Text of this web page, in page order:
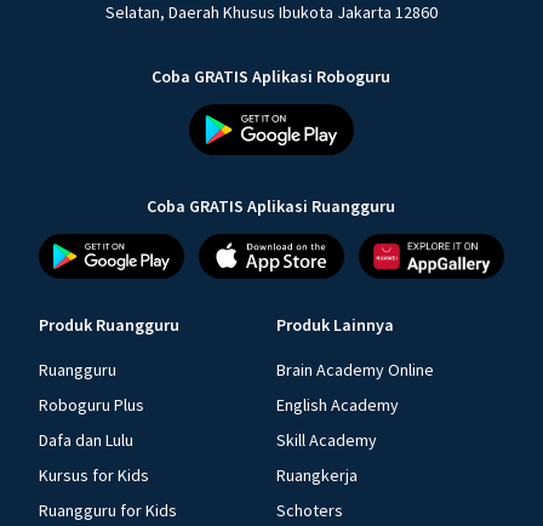
Selatan, Daerah Khusus Ibukota Jakarta 12860
Coba GRATIS Aplikasi Roboguru
Coba GRATIS Aplikasi Ruangguru
Produk Ruangguru
Ruangguru
Roboguru Plus
Dafa dan Lulu
Kursus for Kids
Ruangguru for Kids
Produk Lainnya
Brain Academy Online
English Academy
Skill Academy
Ruangkerja
Schoters